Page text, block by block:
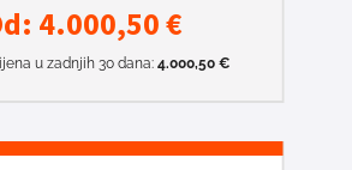
4.000,50€
u zadnjih 30 dana: 4.000,50 €